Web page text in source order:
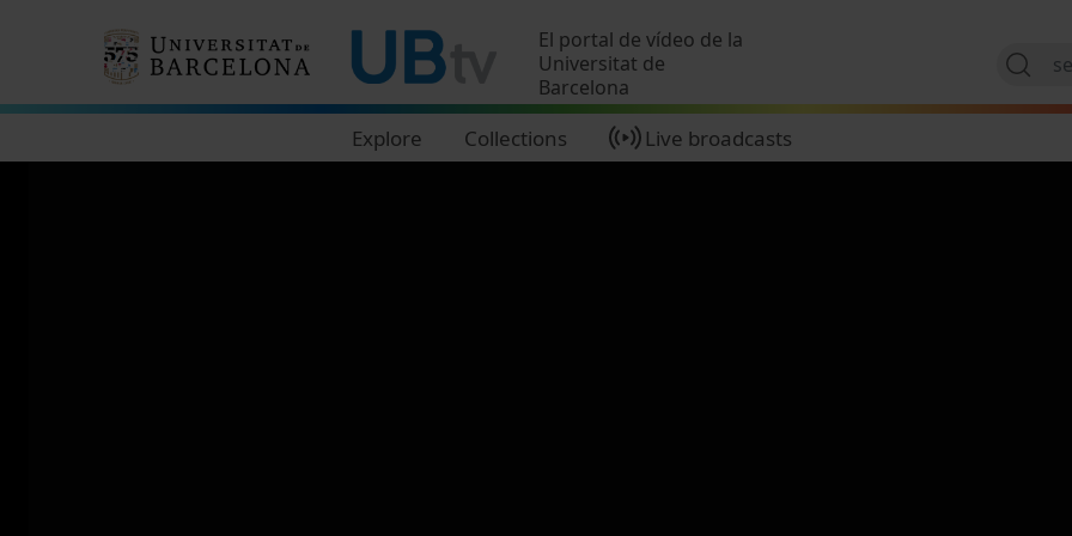
El portal de vídeo de la
Universitat de
Barcelona
Explore Collections Live broadcasts